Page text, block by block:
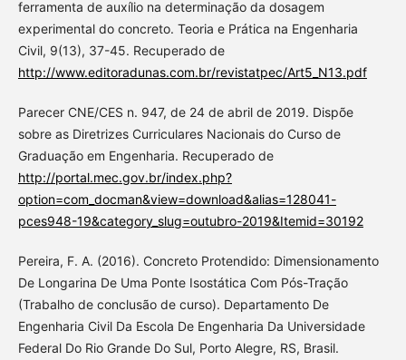
ferramenta de auxílio na determinação da dosagem
experimental do concreto. Teoria e Prática na Engenharia
Civil, 9(13), 37-45. Recuperado de
http://www.editoradunas.com.br/revistatpec/Art5_N13.pdf
Parecer CNE/CES n. 947, de 24 de abril de 2019. Dispõe
sobre as Diretrizes Curriculares Nacionais do Curso de
Graduação em Engenharia. Recuperado de
http://portal.mec.gov.br/index.php?
option=com_docman&view=download&alias=128041-
pces948-19&category_slug=outubro-2019&Itemid=30192
Pereira, F. A. (2016). Concreto Protendido: Dimensionamento
De Longarina De Uma Ponte Isostática Com Pós-Tração
(Trabalho de conclusão de curso). Departamento De
Engenharia Civil Da Escola De Engenharia Da Universidade
Federal Do Rio Grande Do Sul, Porto Alegre, RS, Brasil.